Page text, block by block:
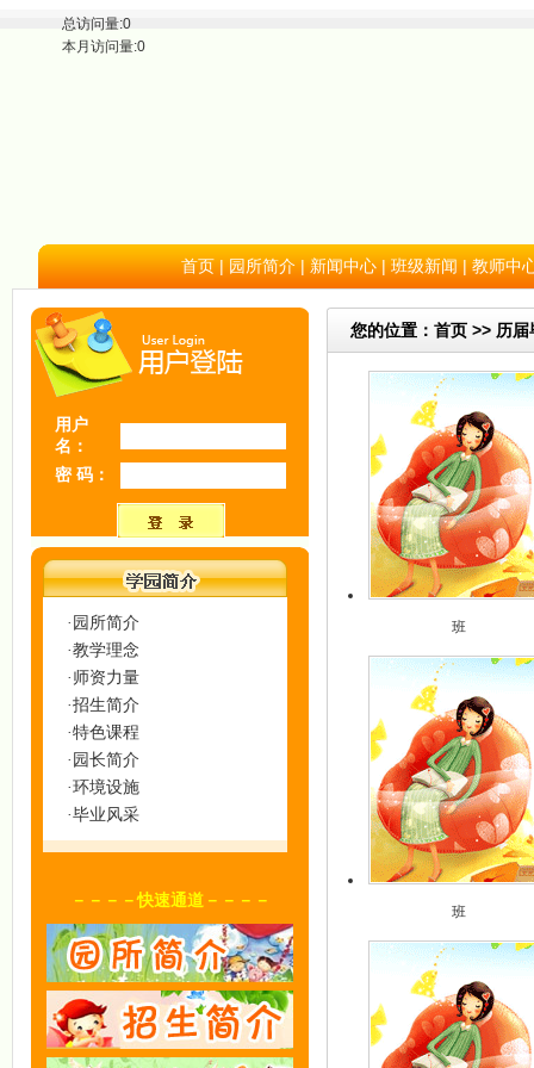
总访问量:0
本月访问量:0
首页 | 园所简介 | 新闻中心 | 班级新闻 | 教师中
·园所简介
·教学理念
·师资力量
·招生简介
·特色课程
·园长简介
·环境设施
·毕业风采
－－－－快速通道－－－－
您的位置：首页 >> 历届
班
班